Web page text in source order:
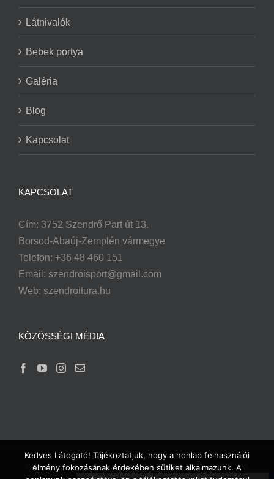
Látnivalók
Bebek portya
Galéria
Blog
Kapcsolat
KAPCSOLAT
Cím: 3752 Szendrő Part út 13.
Borsod-Abaúj-Zemplén vármegye
Telefon: +36 48 460 151
Email: szendroisport@gmail.com
Web: szendroitura.hu
KÖZÖSSÉGI MÉDIA
© Szendrői Természetjáró Szakosztály2026 | JÓL JÁRSZ, HA
Kedves Látogató! Tájékoztatjuk, hogy a honlap felhasználói
élmény fokozásának érdekében sütiket alkalmazunk. A